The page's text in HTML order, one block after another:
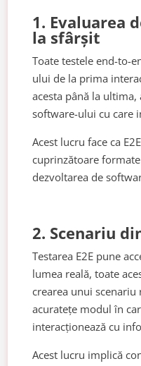
1. Evaluarea
la sfârșit
Toate testele end-to-
ului de la prima
acesta până la
software-ului cu care
Acest lucru face ca
cuprinzătoare
dezvoltarea de
2. Scenariu
Testarea E2E pune
lumea reală, toate
crearea unui scenariu
acuratețe modul în
interacționează cu
Acest lucru implică